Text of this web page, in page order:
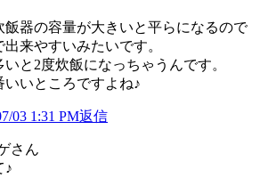
飯器の容量が大きいと平らになるので
来やすいみたいです。
いと2度炊飯になっちゃうんです。
いいところですよね♪
03 1:31 PM返信
さん
♪